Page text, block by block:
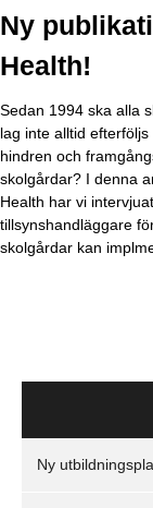
s
h
n
a
v
b
a
Ny
Health!
Sedan 1994 ska alla
lag inte alltid
hindren och
skolgårdar? I denna
Health har vi
tillsynshandläggare
skolgårdar kan
Ny